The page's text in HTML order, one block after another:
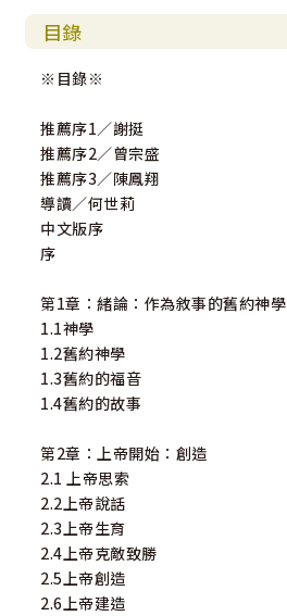
目錄
※目錄※
推薦序1∕謝挺
推薦序2∕曾宗盛
推薦序3∕陳鳳翔
導讀∕何世莉
中文版序
序
第1章：緒論：作為敘事的舊約神學
1.1神學
1.2舊約神學
1.3舊約的福音
1.4舊約的故事
第2章：上帝開始：創造
2.1 上帝思索
2.2上帝說話
2.3上帝生育
2.4上帝克敵致勝
2.5上帝創造
2.6上帝建造